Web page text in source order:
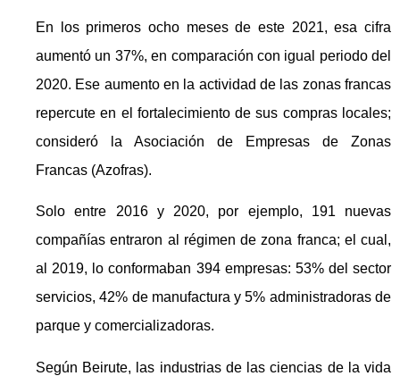
En los primeros ocho meses de este 2021, esa cifra
aumentó un 37%, en comparación con igual periodo del
2020. Ese aumento en la actividad de las zonas francas
repercute en el fortalecimiento de sus compras locales;
consideró la Asociación de Empresas de Zonas
Francas (Azofras).
Solo entre 2016 y 2020, por ejemplo, 191 nuevas
compañías entraron al régimen de zona franca; el cual,
al 2019, lo conformaban 394 empresas: 53% del sector
servicios, 42% de manufactura y 5% administradoras de
parque y comercializadoras.
Según Beirute, las industrias de las ciencias de la vida